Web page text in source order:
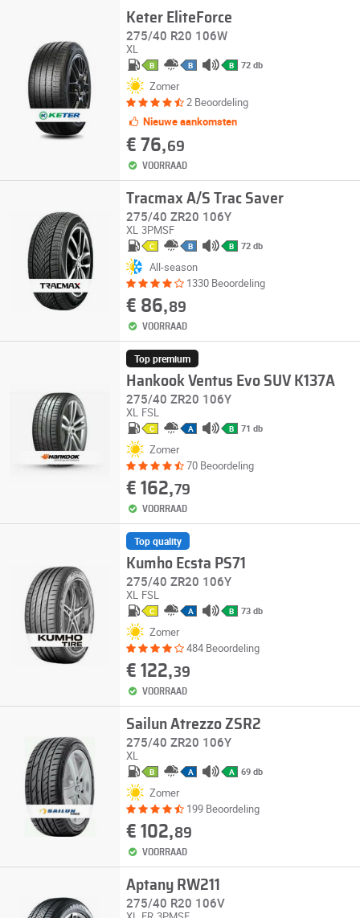
Keter EliteForce
275/40 R20 106W
XL
B B B 72 db
Zomer
2 Beoordeling
Nieuwe aankomsten
€ 76,69
VOORRAAD
Tracmax A/S Trac Saver
275/40 ZR20 106Y
XL 3PMSF
C B B 72 db
All-season
1330 Beoordeling
€ 86,89
VOORRAAD
Top premium
Hankook Ventus Evo SUV K137A
275/40 ZR20 106Y
XL FSL
C A B 71 db
Zomer
70 Beoordeling
€ 162,79
VOORRAAD
Top quality
Kumho Ecsta PS71
275/40 ZR20 106Y
XL FSL
C A B 73 db
Zomer
484 Beoordeling
€ 122,39
VOORRAAD
Sailun Atrezzo ZSR2
275/40 ZR20 106Y
XL
B A A 69 db
Zomer
199 Beoordeling
€ 102,89
VOORRAAD
Aptany RW211
275/40 R20 106V